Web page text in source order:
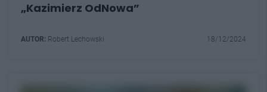
„Kazimierz OdNowa”
AUTOR: Robert Lechowski 18/12/2024